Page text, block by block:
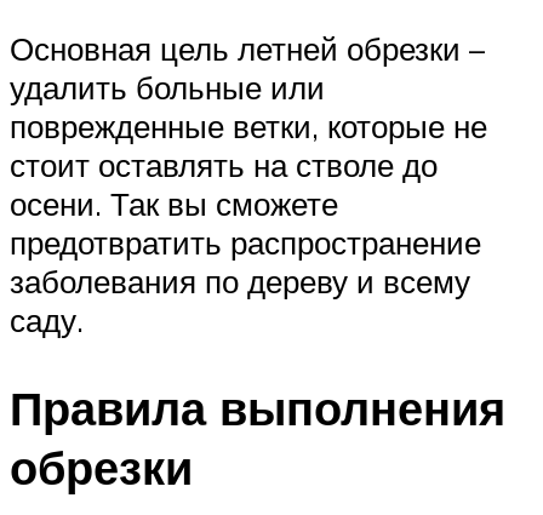
Основная цель летней обрезки –
удалить больные или
поврежденные ветки, которые не
стоит оставлять на стволе до
осени. Так вы сможете
предотвратить распространение
заболевания по дереву и всему
саду.
Правила выполнения
обрезки